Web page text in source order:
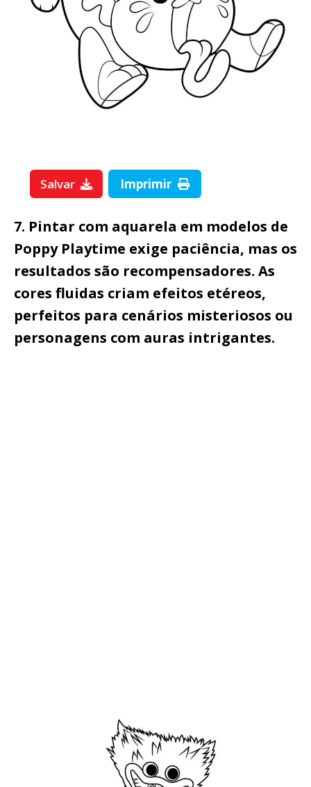
Salvar Imprimir
7. Pintar com aquarela em modelos de
Poppy Playtime exige paciência, mas os
resultados são recompensadores. As
cores fluidas criam efeitos etéreos,
perfeitos para cenários misteriosos ou
personagens com auras intrigantes.